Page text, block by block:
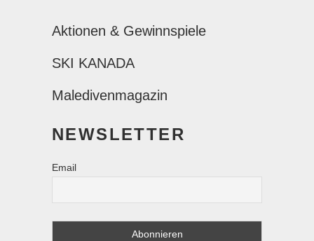
Aktionen & Gewinnspiele
SKI KANADA
Maledivenmagazin
NEWSLETTER
Email